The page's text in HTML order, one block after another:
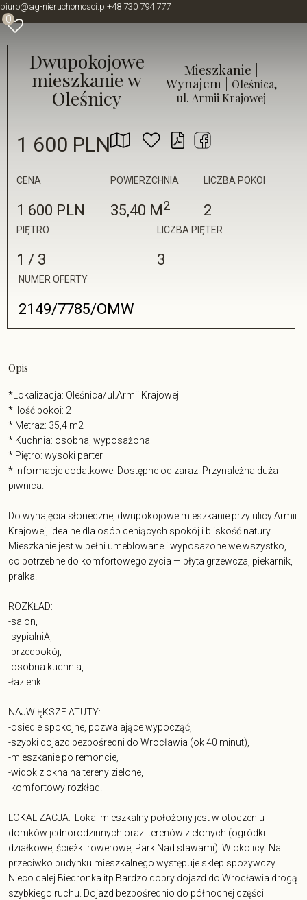
biuro@ag-nieruchomosci.pl +48 730 794 777
0
Dwupokojowe
mieszkanie w
Oleśnicy
Mieszkanie |
Wynajem | Oleśnica,
ul. Armii Krajowej
1 600 PLN
CENA
1 600 PLN
POWIERZCHNIA
35,40 M2
LICZBA POKOI
2
PIĘTRO
1 / 3
LICZBA PIĘTER
3
NUMER OFERTY
2149/7785/OMW
Opis
*Lokalizacja: Oleśnica/ul.Armii Krajowej
* Ilość pokoi: 2
* Metraż: 35,4 m2
* Kuchnia: osobna, wyposażona
* Piętro: wysoki parter
* Informacje dodatkowe: Dostępne od zaraz. Przynależna duża
piwnica.
Do wynajęcia słoneczne, dwupokojowe mieszkanie przy ulicy Armii
Krajowej, idealne dla osób ceniących spokój i bliskość natury.
Mieszkanie jest w pełni umeblowane i wyposażone we wszystko,
co potrzebne do komfortowego życia — płyta grzewcza, piekarnik,
pralka.
ROZKŁAD:
-salon,
-sypialniA,
-przedpokój,
-osobna kuchnia,
-łazienki.
NAJWIĘKSZE ATUTY:
-osiedle spokojne, pozwalające wypocząć,
-szybki dojazd bezpośredni do Wrocławia (ok 40 minut),
-mieszkanie po remoncie,
-widok z okna na tereny zielone,
-komfortowy rozkład.
LOKALIZACJA: Lokal mieszkalny położony jest w otoczeniu
domków jednorodzinnych oraz terenów zielonych (ogródki
działkowe, ścieżki rowerowe, Park Nad stawami). W okolicy Na
przeciwko budynku mieszkalnego występuje sklep spożywczy.
Nieco dalej Biedronka itp Bardzo dobry dojazd do Wrocławia drogą
szybkiego ruchu. Dojazd bezpośrednio do północnej części